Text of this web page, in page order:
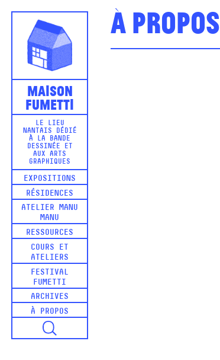
Maison
Fumetti
LE LIEU
NANTAIS DÉDIÉ
À LA BANDE
DESSINÉE ET
AUX ARTS
GRAPHIQUES
EXPOSITIONS
RÉSIDENCES
ATELIER MANU
MANU
RESSOURCES
COURS ET
ATELIERS
FESTIVAL
FUMETTI
ARCHIVES
À PROPOS
À propos